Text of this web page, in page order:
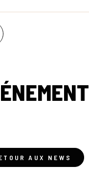
AUX NEWS